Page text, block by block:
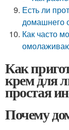
Есть ли
домашнего
Как часто
Как
крем для
простая
Почему